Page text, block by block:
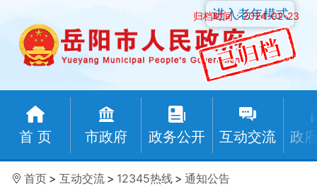
归档时间：2024-02-23
首 页 市政府 政务公开 互动交流 政
进入老年模式
首页 > 互动交流 > 12345热线 > 通知公告